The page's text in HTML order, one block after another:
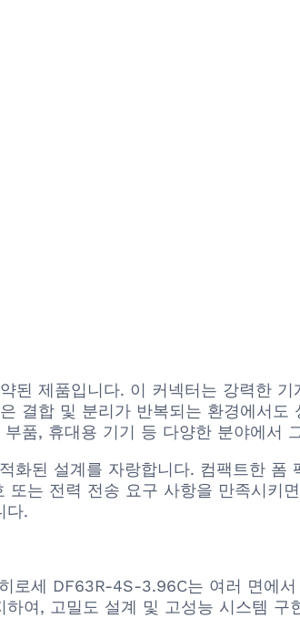
제품입니다. 이 커넥터는 강력한
결합 및 분리가 반복되는 환경에서
품, 휴대용 기기 등 다양한 분야에서
된 설계를 자랑합니다. 컴팩트한 폼
는 전력 전송 요구 사항을 만족시키
다.
세 DF63R-4S-3.96C는 여러 면에
여, 고밀도 설계 및 고성능 시스템 구